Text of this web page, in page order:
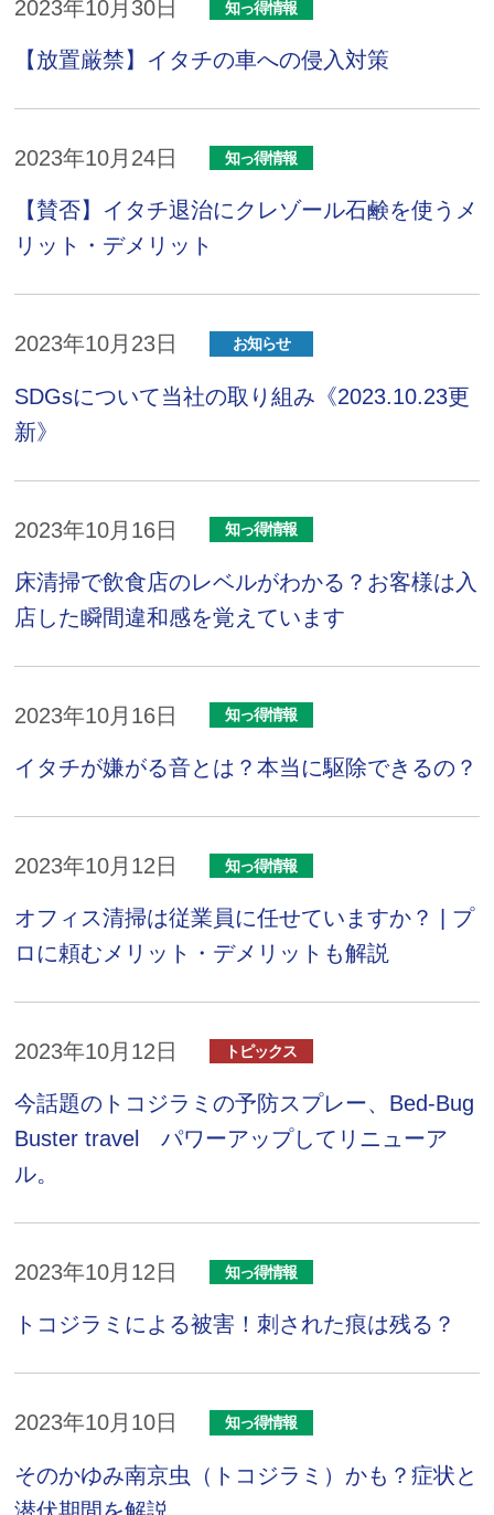
2023年10月30日 知っ得情報
【放置厳禁】イタチの車への侵入対策
2023年10月24日 知っ得情報
【賛否】イタチ退治にクレゾール石鹸を使うメ
リット・デメリット
2023年10月23日 お知らせ
SDGsについて当社の取り組み《2023.10.23更
新》
2023年10月16日 知っ得情報
床清掃で飲食店のレベルがわかる？お客様は入
店した瞬間違和感を覚えています
2023年10月16日 知っ得情報
イタチが嫌がる音とは？本当に駆除できるの？
2023年10月12日 知っ得情報
オフィス清掃は従業員に任せていますか？ | プ
ロに頼むメリット・デメリットも解説
2023年10月12日 トピックス
今話題のトコジラミの予防スプレー、Bed-Bug
Buster travel パワーアップしてリニューア
ル。
2023年10月12日 知っ得情報
トコジラミによる被害！刺された痕は残る？
2023年10月10日 知っ得情報
そのかゆみ南京虫（トコジラミ）かも？症状と